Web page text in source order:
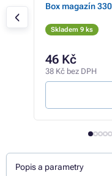
Box magazín
Skladem 9 ks
46 Kč
38 Kč bez DPH
Popis a parametry